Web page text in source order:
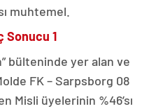
muhtemel.
Sonucu 1
bülteninde yer alan ve
FK – Sarpsborg 08
Misli üyelerinin %46’sı